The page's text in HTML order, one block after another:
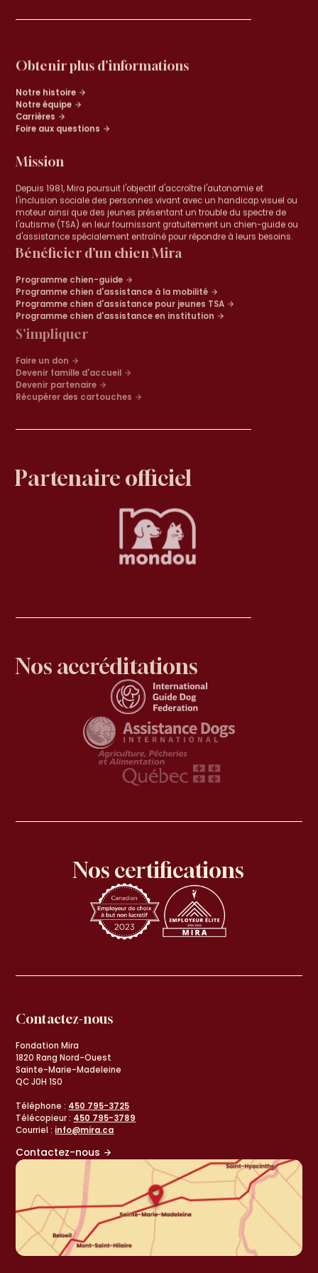
Obtenir plus d'informations
Notre histoire
Notre équipe
Carrières
Foire aux questions
Mission
Depuis 1981, Mira poursuit l'objectif d'accroître l'autonomie et
l'inclusion sociale des personnes vivant avec un handicap visuel ou
moteur ainsi que des jeunes présentant un trouble du spectre de
l'autisme (TSA) en leur fournissant gratuitement un chien-guide ou
d'assistance spécialement entraîné pour répondre à leurs besoins.
Bénéficier d'un chien Mira
Programme chien-guide
Programme chien d'assistance à la mobilité
Programme chien d'assistance pour jeunes TSA
Programme chien d'assistance en institution
S'impliquer
Devenir famille d'accueil
Devenir partenaire
Récupérer des cartouches
Partenaire officiel
Nos accréditations
Nos certifications
Contactez-nous
Fondation Mira
1820 Rang Nord-Ouest
Sainte-Marie-Madeleine
QC J0H 1S0
Téléphone : 450 795-3725
Télécopieur : 450 795-3789
Courriel : info@mira.ca
Contactez-nous